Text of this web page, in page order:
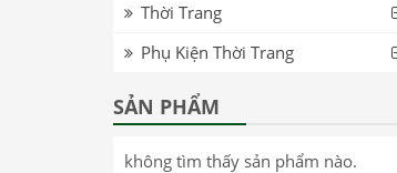
Thời Trang
Phụ Kiện Thời Trang
SẢN PHẨM
không tìm thấy sản phẩm nào.